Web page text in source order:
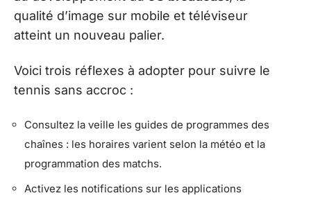
qualité d’image sur mobile et téléviseur
atteint un nouveau palier.
Voici trois réflexes à adopter pour suivre le
tennis sans accroc :
Consultez la veille les guides de programmes des
chaînes : les horaires varient selon la météo et la
programmation des matchs.
Activez les notifications sur les applications